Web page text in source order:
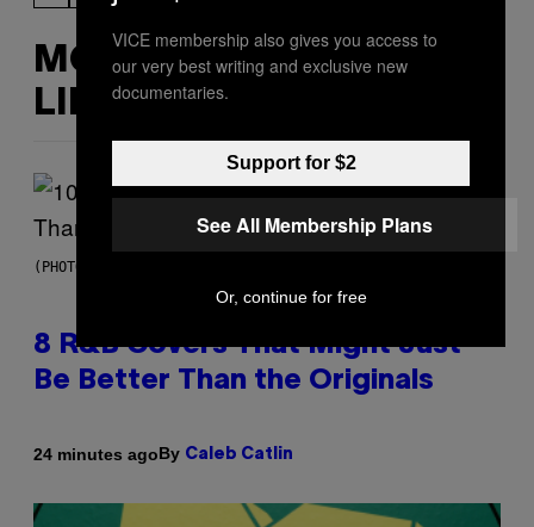
MORE
LIKE THIS
(PHOTO BY EBET ROBERTS/REDFERNS)
8 R&B Covers That Might Just
Be Better Than the Originals
24 minutes agoBy Caleb Catlin
VICE membership also gives you access to
our very best writing and exclusive new
documentaries.
Support for $2
See All Membership Plans
Or, continue for free